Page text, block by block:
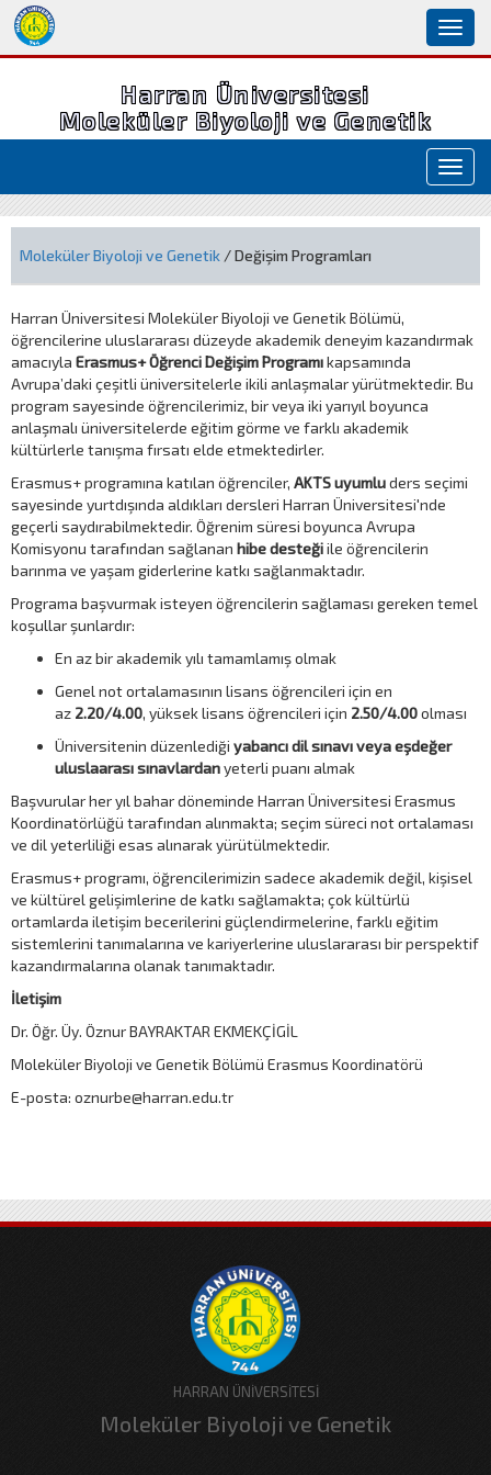
Harran Üniversitesi
Moleküler Biyoloji ve Genetik
Moleküler Biyoloji ve Genetik / Değişim Programları
Harran Üniversitesi Moleküler Biyoloji ve Genetik Bölümü,
öğrencilerine uluslararası düzeyde akademik deneyim kazandırmak
amacıyla Erasmus+ Öğrenci Değişim Programıkapsamında
Avrupa’daki çeşitli üniversitelerle ikili anlaşmalar yürütmektedir. Bu
program sayesinde öğrencilerimiz, bir veya iki yarıyıl boyunca
anlaşmalı üniversitelerde eğitim görme ve farklı akademik
kültürlerle tanışma fırsatı elde etmektedirler.
Erasmus+ programına katılan öğrenciler, AKTS uyumluders seçimi
sayesinde yurtdışında aldıkları dersleri Harran Üniversitesi'nde
geçerli saydırabilmektedir. Öğrenim süresi boyunca Avrupa
Komisyonu tarafından sağlanan hibe desteğiile öğrencilerin
barınma ve yaşam giderlerine katkı sağlanmaktadır.
Programa başvurmak isteyen öğrencilerin sağlaması gereken temel
koşullar şunlardır:
En az bir akademik yılı tamamlamış olmak
Genel not ortalamasının lisans öğrencileri için en
az 2.20/4.00, yüksek lisans öğrencileri için 2.50/4.00olması
Üniversitenin düzenlediği yabancı dil sınavı veya eşdeğer
uluslaarası sınavlardanyeterli puanı almak
Başvurular her yıl bahar döneminde Harran Üniversitesi Erasmus
Koordinatörlüğü tarafından alınmakta; seçim süreci not ortalaması
ve dil yeterliliği esas alınarak yürütülmektedir.
Erasmus+ programı, öğrencilerimizin sadece akademik değil, kişisel
ve kültürel gelişimlerine de katkı sağlamakta; çok kültürlü
ortamlarda iletişim becerilerini güçlendirmelerine, farklı eğitim
sistemlerini tanımalarına ve kariyerlerine uluslararası bir perspektif
kazandırmalarına olanak tanımaktadır.
İletişim
Dr. Öğr. Üy. Öznur BAYRAKTAR EKMEKÇİGİL
Moleküler Biyoloji ve Genetik Bölümü Erasmus Koordinatörü
E-posta: oznurbe@harran.edu.tr
HARRAN ÜNİVERSİTESİ
Moleküler Biyoloji ve Genetik